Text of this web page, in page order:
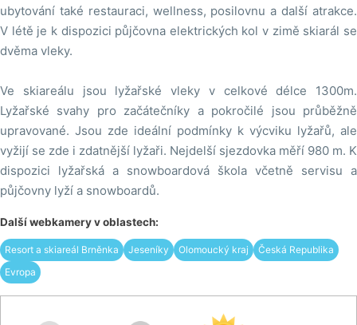
ubytování také restauraci, wellness, posilovnu a další atrakce.
V létě je k dispozici půjčovna elektrických kol v zimě skiarál se
dvěma vleky.
Ve skiareálu jsou lyžařské vleky v celkové délce 1300m.
Lyžařské svahy pro začátečníky a pokročilé jsou průběžně
upravované. Jsou zde ideální podmínky k výcviku lyžařů, ale
vyžijí se zde i zdatnější lyžaři. Nejdelší sjezdovka měří 980 m. K
dispozici lyžařská a snowboardová škola včetně servisu a
půjčovny lyží a snowboardů.
Další webkamery v oblastech:
Resort a skiareál Brněnka Jeseníky Olomoucký kraj
Česká Republika
Evropa